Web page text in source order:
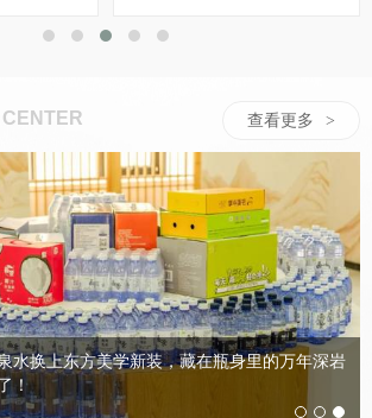
CENTER 查看更多 >
水换上东方美学新装，藏在瓶身里的万年深岩
！